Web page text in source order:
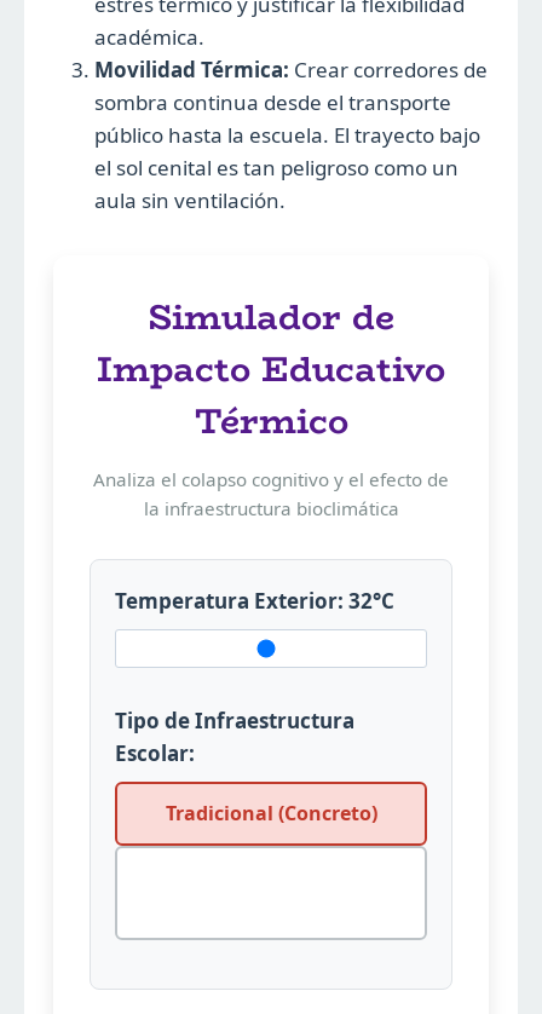
académica.
Movilidad Térmica: Crear corredores de
sombra continua desde el transporte
público hasta la escuela. El trayecto bajo
el sol cenital es tan peligroso como un
aula sin ventilación.
Simulador de
Impacto Educativo
Térmico
Analiza el colapso cognitivo y el efecto de
la infraestructura bioclimática
Temperatura Exterior: 32°C
Tipo de Infraestructura
Escolar:
Tradicional (Concreto)